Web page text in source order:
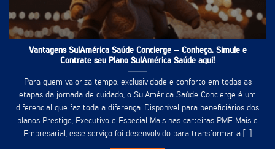
Vantagens SulAmérica Saúde Concierge – Conheça, Simule e
Contrate seu Plano SulAmérica Saúde aqui!
Para quem valoriza tempo, exclusividade e conforto em todas as
etapas da jornada de cuidado, o SulAmérica Saúde Concierge é um
diferencial que faz toda a diferença. Disponível para beneficiários dos
planos Prestige, Executivo e Especial Mais nas carteiras PME Mais e
Empresarial, esse serviço foi desenvolvido para transformar a [...]